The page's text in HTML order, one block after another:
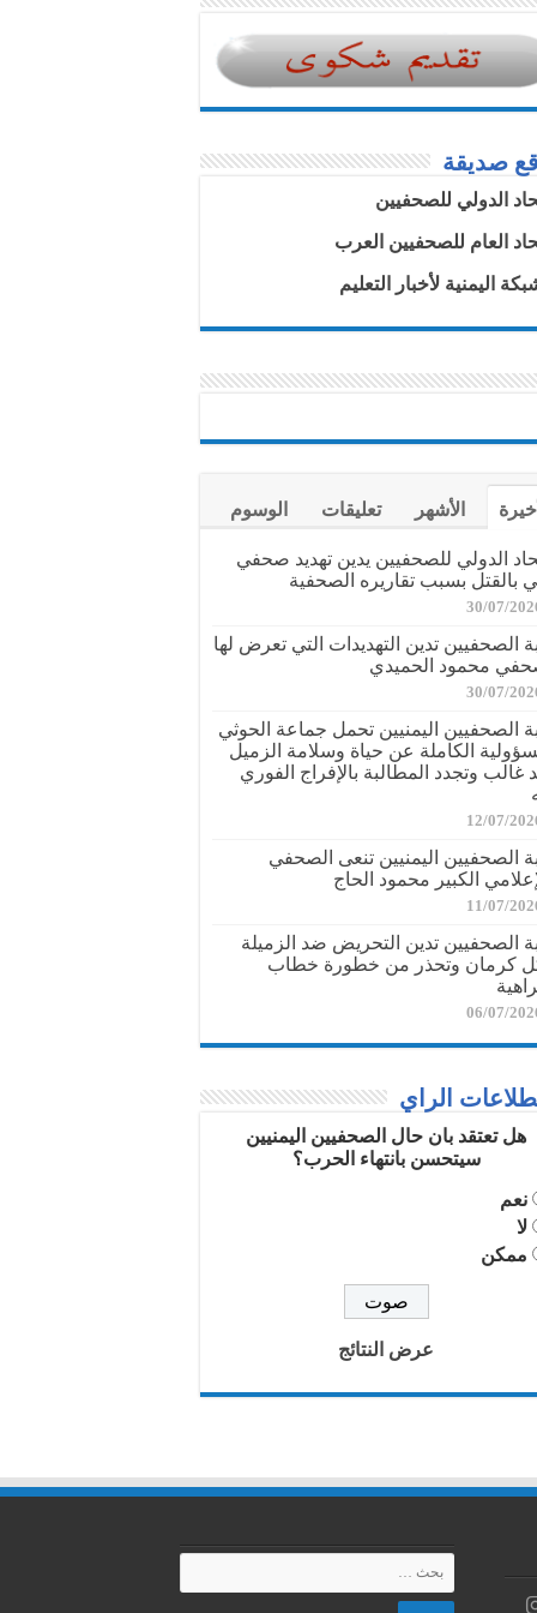
صديقة
الدولي للصحفيين
العام للصحفيين العرب
اليمنية لأخبار التعليم
الأشهر تعليقات الوسوم
الدولي للصحفيين يدين تهديد صحفي
بالقتل بسبب تقاريره الصحفية
30/07/
الصحفيين تدين التهديدات التي تعرض لها
محمود الحميدي
30/07/
الصحفيين اليمنيين تحمل جماعة الحوثي
الكاملة عن حياة وسلامة الزميل
غالب وتجدد المطالبة بالإفراج الفوري
12/07/
الصحفيين اليمنيين تنعى الصحفي
الكبير محمود الحاج
11/07/
الصحفيين تدين التحريض ضد الزميلة
كرمان وتحذر من خطورة خطاب
06/07/
الراي
هل تعتقد بان حال الصحفيين اليمنيين
سيتحسن بانتهاء الحرب؟
نعم
لا
ممكن
عرض النتائج